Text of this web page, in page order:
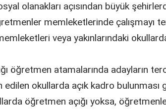
olanakları açısından büyük
memleketlerinde çalışmayı
veya yakınlarındaki
öğretmen atamalarında adayların
edilen okullarda açık kadro bulunması
öğretmen açığı yoksa,